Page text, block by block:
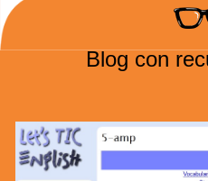
Blog con